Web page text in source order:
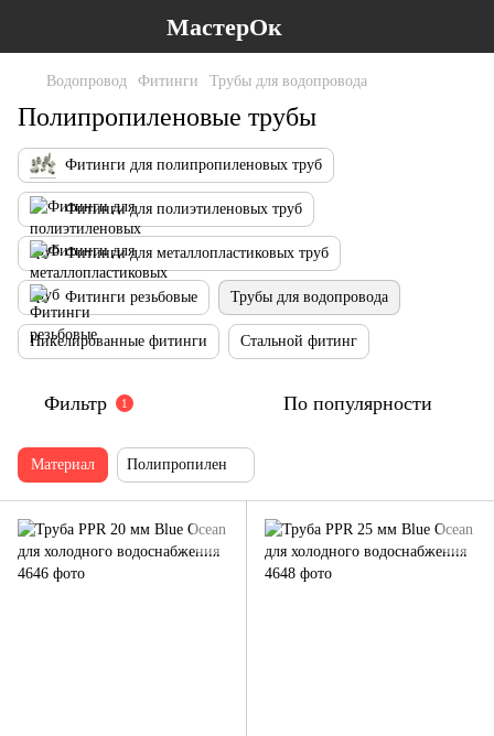
МастерОк
Водопровод Фитинги Трубы для водопровода
Полипропиленовые трубы
Фитинги для полипропиленовых труб
Фитинги для полиэтиленовых труб
Фитинги для металлопластиковых труб
Фитинги резьбовые Трубы для водопровода
Никелированные фитинги Стальной фитинг
Фильтр 1 По популярности
Материал Полипропилен